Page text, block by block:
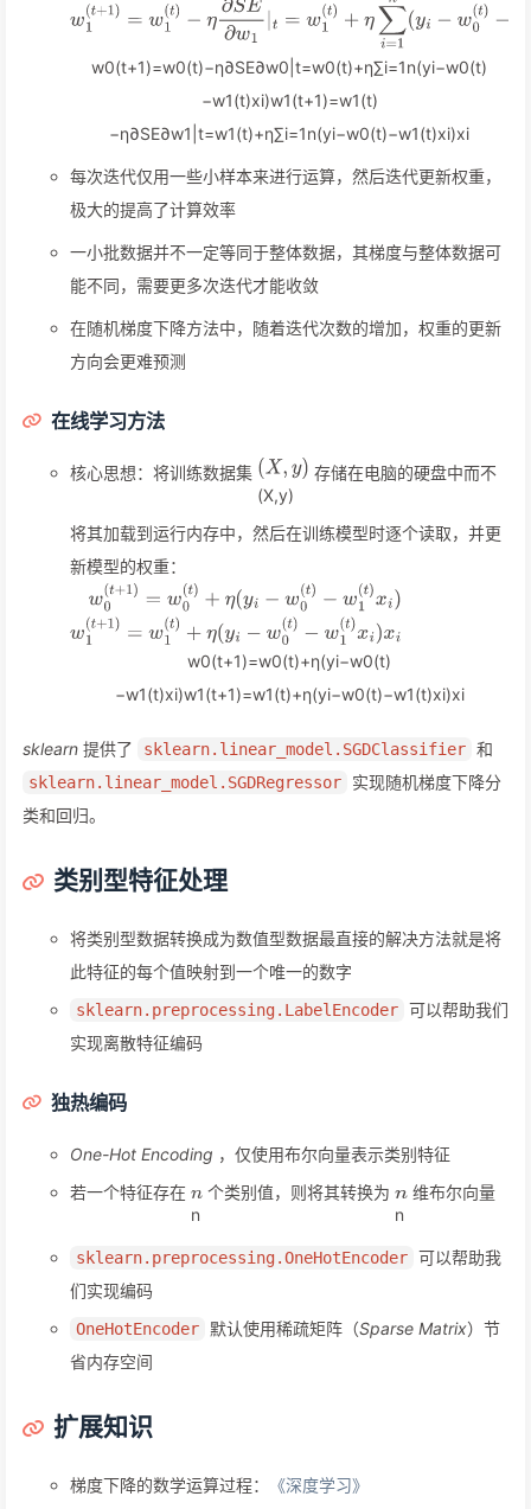
w0(t+1)=w0(t)−η∂SE∂w0 t=w0(t)+η∑i=1n(yi−w0(t)
−w1(t)xi)w1(t+1)=w1(t)
−η∂SE∂w1 t=w1(t)+η∑i=1n(yi−w0(t)−w1(t)xi)xi
每次迭代仅用一些小样本来进行运算，然后迭代更新权重，
极大的提高了计算效率
一小批数据并不一定等同于整体数据，其梯度与整体数据可
能不同，需要更多次迭代才能收敛
在随机梯度下降方法中，随着迭代次数的增加，权重的更新
方向会更难预测
在线学习方法
核心思想：将训练数据集
(X,y)
​ 存储在电脑的硬盘中而不
将其加载到运行内存中，然后在训练模型时逐个读取，并更
新模型的权重：
w0(t+1)=w0(t)+η(yi−w0(t)
−w1(t)xi)w1(t+1)=w1(t)+η(yi−w0(t)−w1(t)xi)xi
sklearn 提供了 sklearn.linear_model.SGDClassifier 和
sklearn.linear_model.SGDRegressor
实现随机梯度下降分
类和回归。
类别型特征处理
将类别型数据转换成为数值型数据最直接的解决方法就是将
此特征的每个值映射到一个唯一的数字
sklearn.preprocessing.LabelEncoder 可以帮助我们
实现离散特征编码
独热编码
One-Hot Encoding ，仅使用布尔向量表示类别特征
若一个特征存在
n
个类别值，则将其转换为
n
维布尔向量
sklearn.preprocessing.OneHotEncoder 可以帮助我
们实现编码
OneHotEncoder 默认使用稀疏矩阵（Sparse Matrix）节
省内存空间
扩展知识
梯度下降的数学运算过程：
《深度学习》